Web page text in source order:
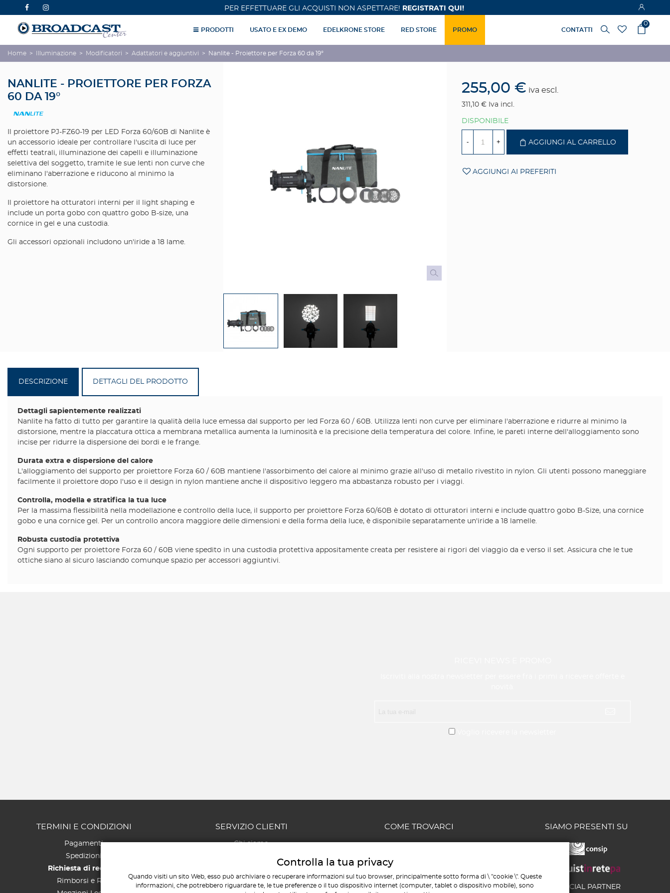
PER EFFETTUARE GLI ACQUISTI NON ASPETTARE! REGISTRATI QUI!
PRODOTTI USATO E EX DEMO EDELKRONE STORE RED STORE PROMO CONTATTI
0
Home > Illuminazione > Modificatori > Adattatori e aggiuntivi > Nanlite - Proiettore per Forza 60 da 19°
NANLITE - PROIETTORE PER FORZA
60 DA 19°
Il proiettore PJ-FZ60-19 per LED Forza 60/60B di Nanlite è
un accessorio ideale per controllare l'uscita di luce per
effetti teatrali, illuminazione dei capelli e illuminazione
selettiva del soggetto, tramite le sue lenti non curve che
eliminano l'aberrazione e riducono al minimo la
distorsione.
Il proiettore ha otturatori interni per il light shaping e
include un porta gobo con quattro gobo B-size, una
cornice in gel e una custodia.
Gli accessori opzionali includono un'iride a 18 lame.
255,00 € iva escl.
311,10 € Iva incl.
DISPONIBILE
- + AGGIUNGI AL CARRELLO
AGGIUNGI AI PREFERITI
DESCRIZIONE DETTAGLI DEL PRODOTTO
Dettagli sapientemente realizzati
Nanlite ha fatto di tutto per garantire la qualità della luce emessa dal supporto per led Forza 60 / 60B. Utilizza lenti non curve per eliminare l'aberrazione e ridurre al minimo la
distorsione, mentre la placcatura ottica a membrana metallica aumenta la luminosità e la precisione della temperatura del colore. Infine, le pareti interne dell'alloggiamento sono
incise per ridurre la dispersione dei bordi e le frange.
Durata extra e dispersione del calore
L'alloggiamento del supporto per proiettore Forza 60 / 60B mantiene l'assorbimento del calore al minimo grazie all'uso di metallo rivestito in nylon. Gli utenti possono maneggiare
facilmente il proiettore dopo l'uso e il design in nylon mantiene anche il dispositivo leggero ma abbastanza robusto per i viaggi.
Controlla, modella e stratifica la tua luce
Per la massima flessibilità nella modellazione e controllo della luce, il supporto per proiettore Forza 60/60B è dotato di otturatori interni e include quattro gobo B-Size, una cornice
gobo e una cornice gel. Per un controllo ancora maggiore delle dimensioni e della forma della luce, è disponibile separatamente un'iride a 18 lamelle.
Robusta custodia protettiva
Ogni supporto per proiettore Forza 60 / 60B viene spedito in una custodia protettiva appositamente creata per resistere ai rigori del viaggio da e verso il set. Assicura che le tue
ottiche siano al sicuro lasciando comunque spazio per accessori aggiuntivi.
TERMINI E CONDIZIONI
Pagamenti
Spedizioni
Richiesta di recesso
Rimborsi e Resi
SERVIZIO CLIENTI
Chi siamo
COME TROVARCI
+39 085 4511206
SIAMO PRESENTI SU
OFFICIAL PARTNER
Controlla la tua privacy
Quando visiti un sito Web, esso può archiviare o recuperare informazioni sul tuo browser, principalmente sotto forma di \ "cookie \". Queste
informazioni, che potrebbero riguardare te, le tue preferenze o il tuo dispositivo internet (computer, tablet o dispositivo mobile), sono